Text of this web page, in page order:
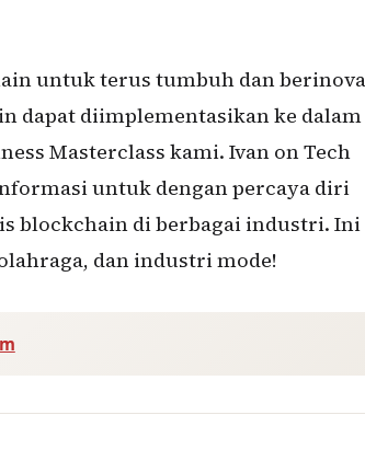
untuk terus tumbuh dan
dapat diimplementasikan ke dalam
Masterclass kami. Ivan on Tech
untuk dengan percaya diri
blockchain di berbagai industri. Ini
dan industri mode!